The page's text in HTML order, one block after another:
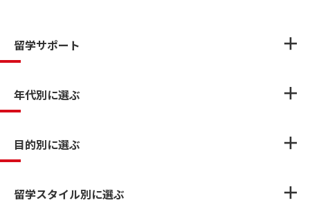
留学サポート
年代別に選ぶ
目的別に選ぶ
留学スタイル別に選ぶ